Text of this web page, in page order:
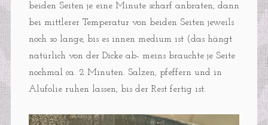
beiden Seiten je eine Minute scharf anbraten, dann
bei mittlerer Temperatur von beiden Seiten jeweils
noch so lange, bis es innen medium ist (das hängt
natürlich von der Dicke ab- meins brauchte je Seite
nochmal ca. 2 Minuten. Salzen, pfeffern und in
Alufolie ruhen lassen, bis der Rest fertig ist.